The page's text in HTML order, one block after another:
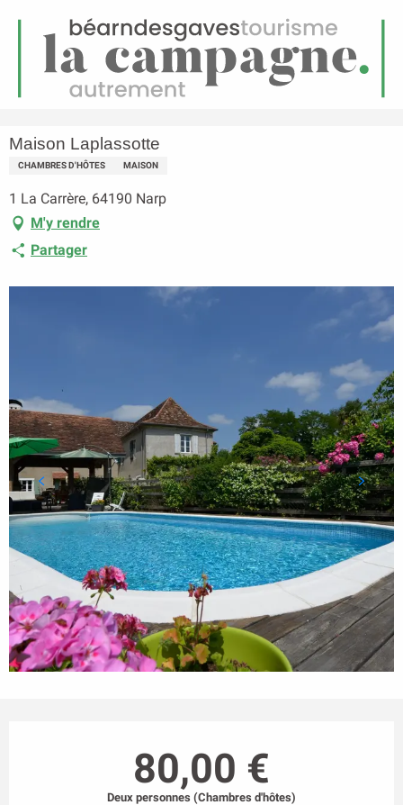
Menu
Maison Laplassotte
Maison Laplassotte
CHAMBRES D'HÔTES MAISON
1 La Carrère, 64190 Narp
M'y rendre
Partager
80,00 €
Deux personnes (Chambres d'hôtes)